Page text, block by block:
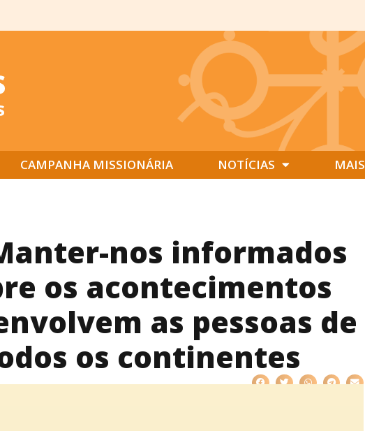
CAMPANHA MISSIONÁRIA NOTÍCIAS MAIS
nos informados
os acontecimentos
as pessoas de
os continentes